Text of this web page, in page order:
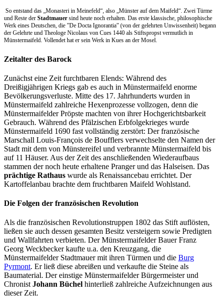
So entstand das „Monasteri in Meinefeld“, also „Münster auf dem Maifeld“. Zwei Türme
und Reste der Stadtmauer sind heute noch erhalten. Das erste klassische, philosophische
Werk eines Deutschen, die ”De Docta Ignorantia” (von der gelehrten Unwissenheit) begann
der Gelehrte und Theologe Nicolaus von Cues 1440 als Stiftspropst vermutlich in
Münstermaifeld. Vollendet hat er sein Werk in Kues an der Mosel.
Zeitalter des Barock
Zunächst eine Zeit furchtbaren Elends: Während des
Dreißigjährigen Kriegs gab es auch in Münstermaifeld enorme
Bevölkerungsverluste. Mitte des 17. Jahrhunderts wurden in
Münstermaifeld zahlreiche Hexenprozesse vollzogen, denn die
Münstermaifelder Pröpste machten von ihrer Hochgerichtsbarkeit
Gebrauch. Während des Pfälzischen Erbfolgekrieges wurde
Münstermaifeld 1690 fast vollständig zerstört: Der französische
Marschall Louis-François de Boufflers verwechselte den Namen der
Stadt mit dem von Münstereifel und verbrannte Münstermaifeld bis
auf 11 Häuser. Aus der Zeit des anschließenden Wiederaufbaus
stammen der noch heute erhaltene Pranger und das Halseisen. Das
prächtige Rathaus wurde als Renaissancebau errichtet. Der
Kartoffelanbau brachte dem fruchtbaren Maifeld Wohlstand.
Die Folgen der französischen Revolution
Als die französischen Revolutionstruppen 1802 das Stift auflösten,
ließen sie auch dessen gesamten Besitz versteigern sowie Predigten
und Wallfahrten verbieten. Der Münstermaifelder Bauer Franz
Georg Weckbecker kaufte u.a. den Kreuzgang, die
Münstermaifelder Stadtmauer mit ihren Türmen und die Burg
Pyrmont. Er ließ diese abreißen und verkaufte die Steine als
Baumaterial. Der einstige Münstermaifelder Bürgermeister und
Chronist Johann Büchel hinterließ zahlreiche Aufzeichnungen aus
dieser Zeit.